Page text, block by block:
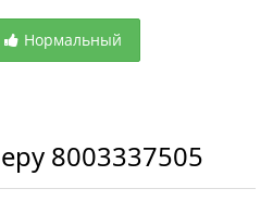
Нормальный
8003337505